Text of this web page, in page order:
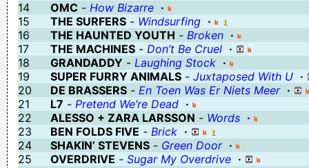
14
OMC - How Bizarre ·
15
THE SURFERS - Windsurfing ·
16
THE HAUNTED YOUTH - Broken ·
17
THE MACHINES - Don’t Be Cruel ·
18
GRANDADDY - Laughing Stock ·
19
SUPER FURRY ANIMALS - Juxtaposed With U ·
20
DE BRASSERS - En Toen Was Er Niets Meer ·
21
L7 - Pretend We’re Dead ·
22
ALESSO + ZARA LARSSON - Words ·
23
BEN FOLDS FIVE - Brick ·
24
SHAKIN’ STEVENS - Green Door ·
25
OVERDRIVE - Sugar My Overdrive ·